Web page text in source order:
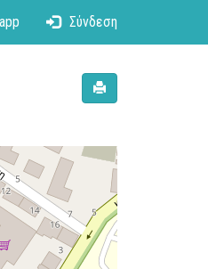
Σύνδεση